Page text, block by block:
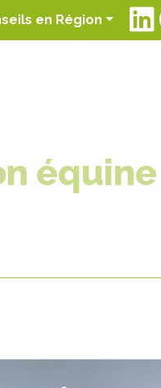
en Région